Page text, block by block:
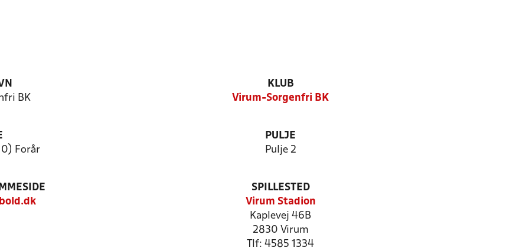
BK
KLUB
Virum-Sorgenfri BK
Forår
PULJE
Pulje 2
SPILLESTED
Virum Stadion
Kaplevej 46B
2830 Virum
Tlf: 4585 1334